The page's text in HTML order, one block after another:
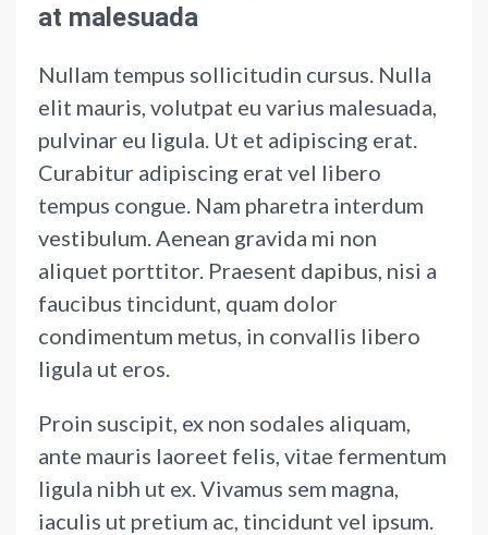
at malesuada
Nullam tempus sollicitudin cursus. Nulla
elit mauris, volutpat eu varius malesuada,
pulvinar eu ligula. Ut et adipiscing erat.
Curabitur adipiscing erat vel libero
tempus congue. Nam pharetra interdum
vestibulum. Aenean gravida mi non
aliquet porttitor. Praesent dapibus, nisi a
faucibus tincidunt, quam dolor
condimentum metus, in convallis libero
ligula ut eros.
Proin suscipit, ex non sodales aliquam,
ante mauris laoreet felis, vitae fermentum
ligula nibh ut ex. Vivamus sem magna,
iaculis ut pretium ac, tincidunt vel ipsum.